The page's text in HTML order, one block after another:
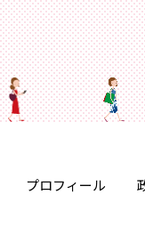
プロフィール